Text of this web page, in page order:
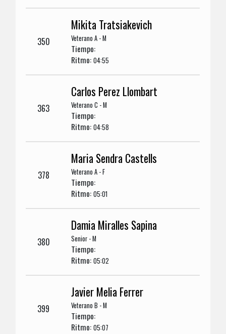
350
Mikita Tratsiakevich
Veterano A - M
Tiempo:
Ritmo:04:55
363
Carlos Perez Llombart
Veterano C - M
Tiempo:
Ritmo:04:58
378
Maria Sendra Castells
Veterano A - F
Tiempo:
Ritmo:05:01
380
Damia Miralles Sapina
Senior - M
Tiempo:
Ritmo:05:02
399
Javier Melia Ferrer
Veterano B - M
Tiempo:
Ritmo:05:07